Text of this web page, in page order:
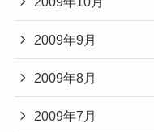
2009年9月
2009年8月
2009年7月